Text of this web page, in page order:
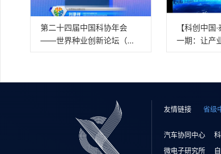
第二十四届中国科协年会
——世界种业创新论坛（中
文视频）
【科创中国
一期：让产
膀
友情链接 省级
汽车协同中心
微电子研究所